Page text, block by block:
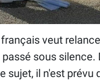
veut
sous silence.
sujet, il n'est